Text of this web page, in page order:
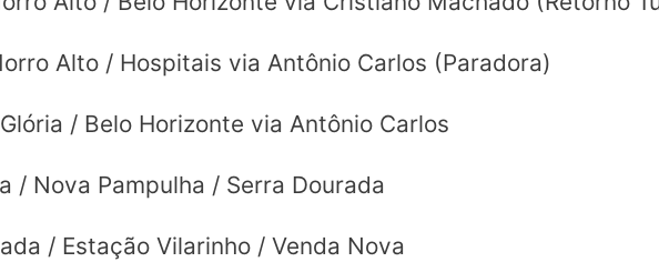
Alto / Hospitais via Antônio Carlos (Paradora)
/ Belo Horizonte via Antônio Carlos
/ Nova Pampulha / Serra Dourada
/ Estação Vilarinho / Venda Nova